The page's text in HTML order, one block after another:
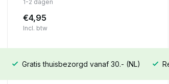
1-2 dagen
€4,95
Incl. btw
Gratis thuisbezorgd vanaf 30.- (NL)